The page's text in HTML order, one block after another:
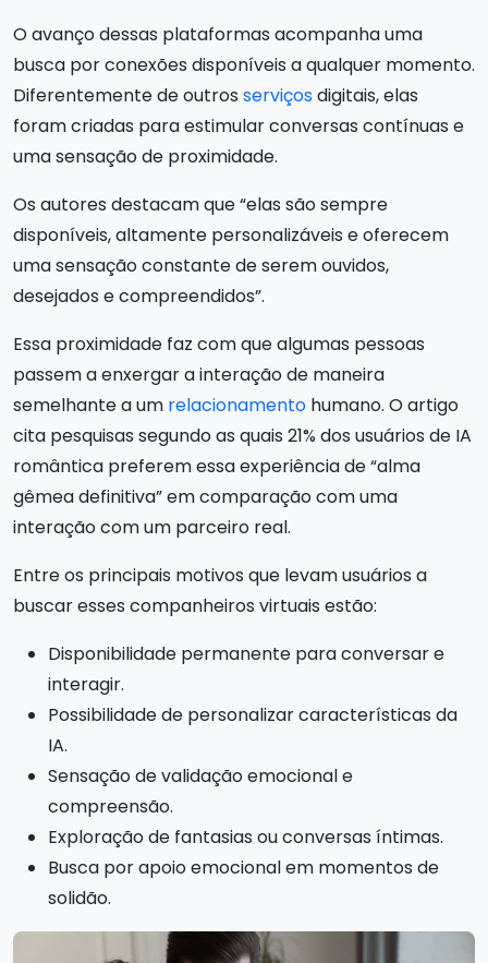
O avanço dessas plataformas acompanha uma
busca por conexões disponíveis a qualquer momento.
Diferentemente de outros serviçosdigitais, elas
foram criadas para estimular conversas contínuas e
uma sensação de proximidade.
Os autores destacam que “elas são sempre
disponíveis, altamente personalizáveis e oferecem
uma sensação constante de serem ouvidos,
desejados e compreendidos”.
Essa proximidade faz com que algumas pessoas
passem a enxergar a interação de maneira
semelhante a um relacionamento humano. O artigo
cita pesquisas segundo as quais 21% dos usuários de IA
romântica preferem essa experiência de “alma
gêmea definitiva” em comparação com uma
interação com um parceiro real.
Entre os principais motivos que levam usuários a
buscar esses companheiros virtuais estão:
Disponibilidade permanente para conversar e
interagir.
Possibilidade de personalizar características da
IA.
Sensação de validação emocional e
compreensão.
Exploração de fantasias ou conversas íntimas.
Busca por apoio emocional em momentos de
solidão.